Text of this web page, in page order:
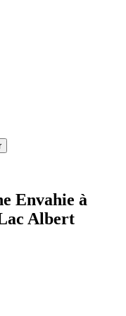
Envahie à
Albert